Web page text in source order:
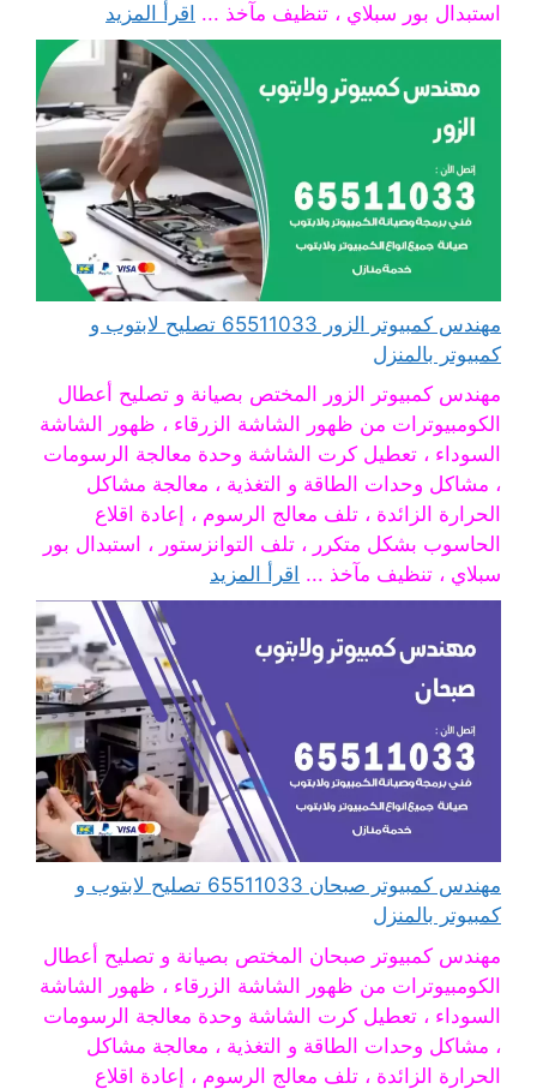
استبدال بور سبلاي ، تنظيف مآخذ ... اقرأ المزيد
مهندس كمبيوتر الزور 65511033 تصليح لابتوب و
كمبيوتر بالمنزل
مهندس كمبيوتر الزور المختص بصيانة و تصليح أعطال
الكومبيوترات من ظهور الشاشة الزرقاء ، ظهور الشاشة
السوداء ، تعطيل كرت الشاشة وحدة معالجة الرسومات
، مشاكل وحدات الطاقة و التغذية ، معالجة مشاكل
الحرارة الزائدة ، تلف معالج الرسوم ، إعادة اقلاع
الحاسوب بشكل متكرر ، تلف التوانزستور ، استبدال بور
سبلاي ، تنظيف مآخذ ... اقرأ المزيد
مهندس كمبيوتر صبحان 65511033 تصليح لابتوب و
كمبيوتر بالمنزل
مهندس كمبيوتر صبحان المختص بصيانة و تصليح أعطال
الكومبيوترات من ظهور الشاشة الزرقاء ، ظهور الشاشة
السوداء ، تعطيل كرت الشاشة وحدة معالجة الرسومات
، مشاكل وحدات الطاقة و التغذية ، معالجة مشاكل
الحرارة الزائدة ، تلف معالج الرسوم ، إعادة اقلاع